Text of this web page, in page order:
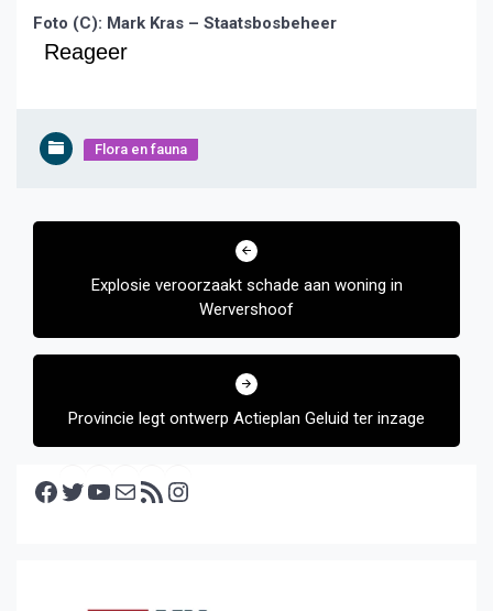
Foto (C): Mark Kras – Staatsbosbeheer
Reageer
Flora en fauna
Bericht
Explosie veroorzaakt schade aan woning in
Wervershoof
Provincie legt ontwerp Actieplan Geluid ter inzage
Facebook Twitter YouTube E-mail RSS feed